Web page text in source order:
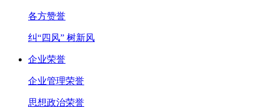
各方赞誉
纠“四风” 树新风
企业荣誉
企业管理荣誉
思想政治荣誉